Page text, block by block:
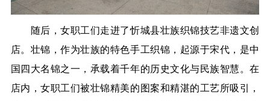
随后，女职工们走进了忻城县壮族织锦技艺非遗文创
店。壮锦，作为壮族的特色手工织锦，起源于宋代，是中
国四大名锦之一，承载着千年的历史文化与民族智慧。在
店内，女职工们被壮锦精美的图案和精湛的工艺所吸引，